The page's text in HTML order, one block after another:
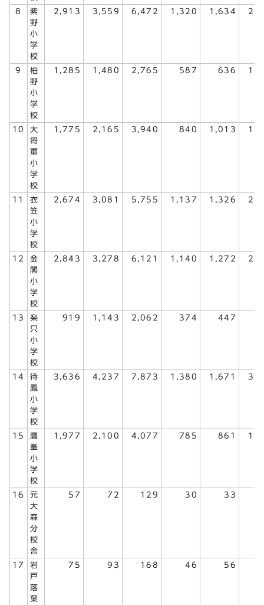
8
紫
野
小
学
校
2,913 3,559 6,472 1,320 1,634
9
柏
野
小
学
校
1,285 1,480 2,765 587 636
10
大
将
軍
小
学
校
1,775 2,165 3,940 840 1,013
11
衣
笠
小
学
校
2,674 3,081 5,755 1,137 1,326
12
金
閣
小
学
校
2,843 3,278 6,121 1,140 1,272
13
楽
只
小
学
校
919 1,143 2,062 374 447
14
待
鳳
小
学
校
3,636 4,237 7,873 1,380 1,671
15
鷹
峯
小
学
校
1,977 2,100 4,077 785 861
16
元
大
森
分
校
舎
57 72 129 30 33
17
岩
戸
落
葉
75 93 168 46 56